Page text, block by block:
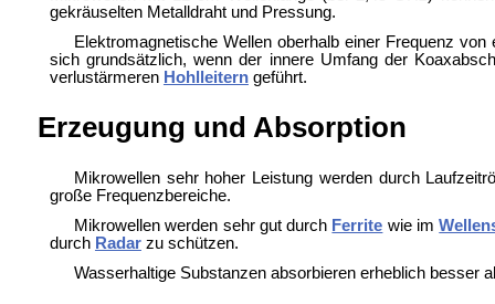
gekräuselten Metalldraht und Pressung.
Elektromagnetische Wellen oberhalb einer Frequenz
sich grundsätzlich, wenn der innere Umfang der
verlustärmeren Hohlleiterngeführt.
Erzeugung und Absorption
Mikrowellen sehr hoher Leistung werden durch
große Frequenzbereiche.
Mikrowellen werden sehr gut durch Ferrite wie im
durch Radarzu schützen.
Wasserhaltige Substanzen absorbieren erheblich besser